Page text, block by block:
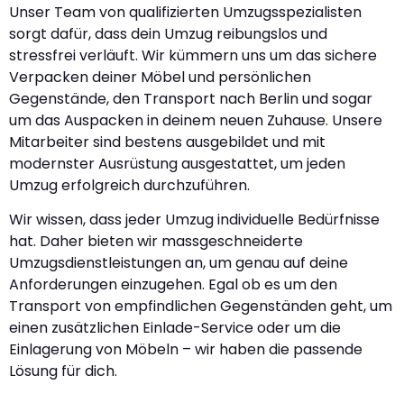
Unser Team von qualifizierten Umzugsspezialisten
sorgt dafür, dass dein Umzug reibungslos und
stressfrei verläuft. Wir kümmern uns um das sichere
Verpacken deiner Möbel und persönlichen
Gegenstände, den Transport nach Berlin und sogar
um das Auspacken in deinem neuen Zuhause. Unsere
Mitarbeiter sind bestens ausgebildet und mit
modernster Ausrüstung ausgestattet, um jeden
Umzug erfolgreich durchzuführen.
Wir wissen, dass jeder Umzug individuelle Bedürfnisse
hat. Daher bieten wir massgeschneiderte
Umzugsdienstleistungen an, um genau auf deine
Anforderungen einzugehen. Egal ob es um den
Transport von empfindlichen Gegenständen geht, um
einen zusätzlichen Einlade-Service oder um die
Einlagerung von Möbeln – wir haben die passende
Lösung für dich.